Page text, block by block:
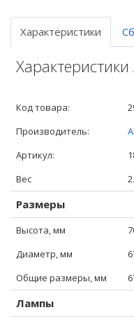
Характеристики
Код товара:
Производитель:
Артикул:
Вес
Размеры
Высота, мм
Диаметр, мм
Общие размеры, мм
Лампы